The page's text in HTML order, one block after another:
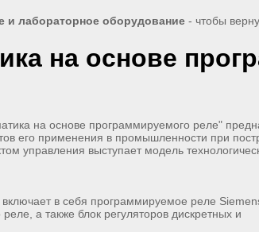
и лабораторное оборудование - чтобы
на основе
на основе программируемого реле"
его применения в промышленности при
управления выступает модель
в себя программируемое реле
а также блок регуляторов дискретных и